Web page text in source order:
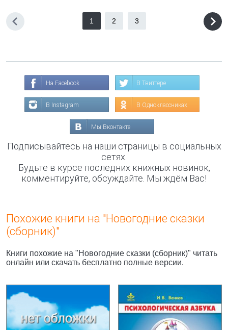
1 2 3
На Facebook В Твиттере
В Instagram В Одноклассниках
Мы Вконтакте
Подписывайтесь на наши страницы в социальных
сетях.
Будьте в курсе последних книжных новинок,
комментируйте, обсуждайте. Мы ждём Вас!
Похожие книги на "Новогодние сказки
(сборник)"
Книги похожие на "Новогодние сказки (сборник)" читать
онлайн или скачать бесплатно полные версии.